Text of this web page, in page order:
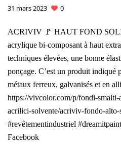
31 mars 2023 0
ACRIVIV 🚩 HAUT FOND
acrylique bi-composant à haut
techniques élevées, une bonne
ponçage. C’est un produit indiqué
métaux ferreux, galvanisés et en
https://vivcolor.com/p/fondi-
acrilici-solvente/acriviv-fondo-
#revêtementindustriel
Facebook